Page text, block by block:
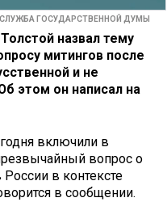
ГОСУДАРСТВЕННОЙ ДУМЫ
назвал тему
митингов после
и не
этом он написал на
включили в
вопрос о
России в контексте
в сообщении.